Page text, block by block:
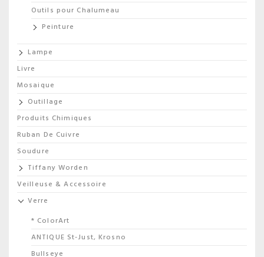
Outils pour Chalumeau
Peinture
Lampe
Livre
Mosaique
Outillage
Produits Chimiques
Ruban De Cuivre
Soudure
Tiffany Worden
Veilleuse & Accessoire
Verre
* ColorArt
ANTIQUE St-Just, Krosno
Bullseye